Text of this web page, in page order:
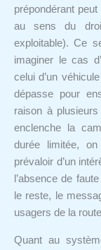
prépondérant
au sens du
exploitable). Ce
imaginer le cas
celui d’un
dépasse pour
raison à
enclenche la
durée limitée,
prévaloir d’un
l’absence de
le reste, le
usagers de la
Quant au